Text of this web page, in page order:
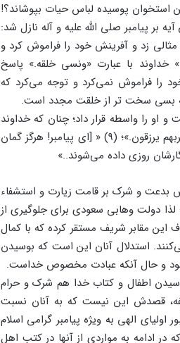
استخوان پوسیده لباس حیات بپوشاند؟!
بر پیامبر صلی الله علیه و آله نازل شد:
قال من یحیی العظام وهی رمیم.» (۸)؛ «برای ما مثالی زد و آفرینش خود را فراموش کرد و
با عبارت «ونسی خلقه.» پاسخ
را فراموش نمی‌کرد و توجه می‌کرد که
بسی سخت تر از خلقت مجدد است.
او را واسطه قرار داد؛ چنان که خداوند
متعال می فرماید: «ولا تحسبن الذین قتلوا فی سبیل الله امواتا بل احیاء عند ربهم یرزقون.»؛ (۹) « [ای پیامبر! هرگز گمان
روزی داده می‌شوند..»
بدعت و شرک بر قامت زیارت و استشفاء
لذا دولت وهابی سعودی برای جلوگیری از
این مقابر شریف مستقر کرده که با کمال
استدلال آنان این است که بوسیدن
و حال آنکه عبادت مخصوص خداست.
اطفال و کتاب خدا هم شرک و حرام
قصدش این نیست که به آنان نسبت
الهی به ویژه پیامبر گرامی اسلام
ادامه به مواردی از آنها در کتب اهل